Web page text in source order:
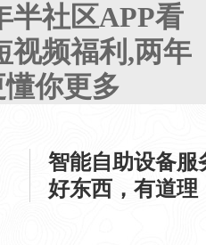
半社区APP看
视频福利,两年
你更多
智能自助设备服
好东西，有道理